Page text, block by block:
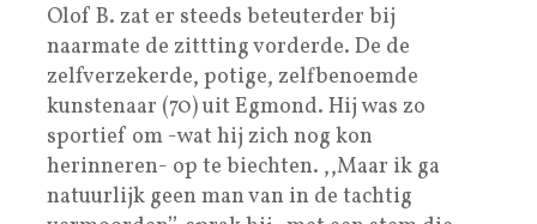
Olof B. zat er steeds beteuterder bij
naarmate de zittting vorderde. De de
zelfverzekerde, potige, zelfbenoemde
kunstenaar (70) uit Egmond. Hij was zo
sportief om -wat hij zich nog kon
herinneren- op te biechten. ,,Maar ik ga
natuurlijk geen man van in de tachtig